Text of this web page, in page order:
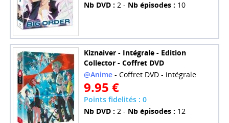
Nb DVD : 2 - Nb épisodes : 10
Kiznaiver - Intégrale - Edition
Collector - Coffret DVD
@Anime - Coffret DVD - intégrale
9.95 €
Points fidelités : 0
Nb DVD : 2 - Nb épisodes : 12